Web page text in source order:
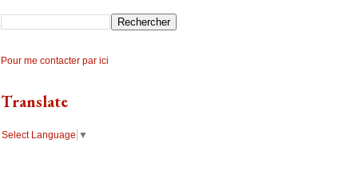
Pour me contacter par ici
Translate
Select Language ▼